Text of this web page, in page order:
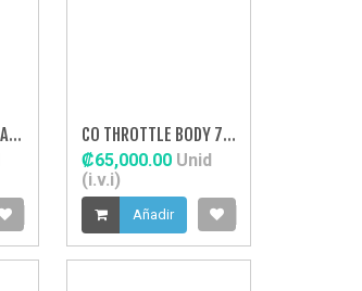
CO REGULADOR DE GAS GENER V.2 CO THROTTLE BODY 70MM
₡65,000.00 Unid
(i.v.i)
Añadir